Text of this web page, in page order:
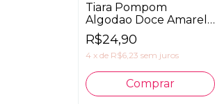
Tiara Pompom
Algodao Doce Amarelo
P
R$24,90
4 x de R$6,23 sem juros